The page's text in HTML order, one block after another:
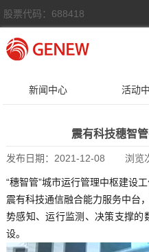
股票代码：688418
新闻中心 活动
震有科技穗智
发布日期： 2021-12-08 浏览
“穗智管”城市运行管理中枢建设
震有科技通信融合能力服务中台
势感知、运行监测、决策支撑的
设。